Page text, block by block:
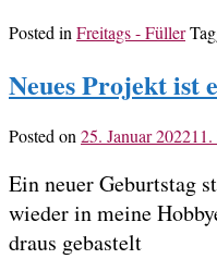
Posted in Freitags - Füller
Neues Projekt ist
Posted on25. Januar 2022
Ein neuer Geburtstag
wieder in meine
draus gebastelt